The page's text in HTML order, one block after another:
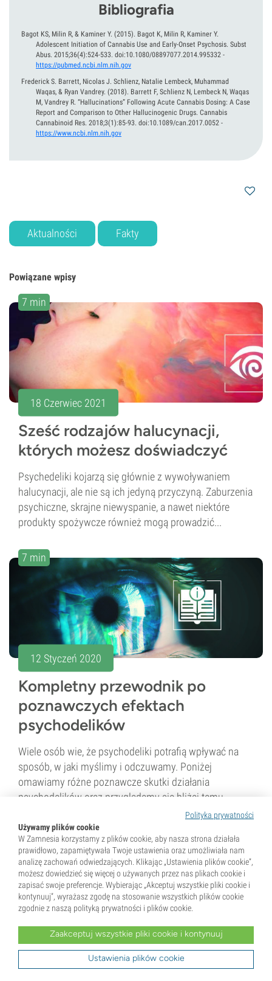
Bibliografia
Bagot KS, Milin R, & Kaminer Y. (2015). Bagot K, Milin R, Kaminer Y.
Adolescent Initiation of Cannabis Use and Early-Onset Psychosis. Subst
Abus. 2015;36(4):524-533. doi:10.1080/08897077.2014.995332 -
https://pubmed.ncbi.nlm.nih.gov
Frederick S. Barrett, Nicolas J. Schlienz, Natalie Lembeck, Muhammad
Waqas, & Ryan Vandrey. (2018). Barrett F, Schlienz N, Lembeck N, Waqas
M, Vandrey R. “Hallucinations” Following Acute Cannabis Dosing: A Case
Report and Comparison to Other Hallucinogenic Drugs. Cannabis
Cannabinoid Res. 2018;3(1):85-93. doi:10.1089/can.2017.0052 -
https://www.ncbi.nlm.nih.gov
Aktualności Fakty
Powiązane wpisy
7 min
18 Czerwiec 2021
Sześć rodzajów halucynacji,
których możesz doświadczyć
Psychedeliki kojarzą się głównie z wywoływaniem
halucynacji, ale nie są ich jedyną przyczyną. Zaburzenia
psychiczne, skrajne niewyspanie, a nawet niektóre
produkty spożywcze również mogą prowadzić...
7 min
12 Styczeń 2020
Kompletny przewodnik po
poznawczych efektach
psychodelików
Wiele osób wie, że psychodeliki potrafią wpływać na
sposób, w jaki myślimy i odczuwamy. Poniżej
omawiamy różne poznawcze skutki działania
psychodelików oraz przyglądamy się bliżej temu,
5 min
12 Czerwiec 2017
Polityka prywatności
Używamy plików cookie
W Zamnesia korzystamy z plików cookie, aby nasza strona działała
prawidłowo, zapamiętywała Twoje ustawienia oraz umożliwiała nam
analizę zachowań odwiedzających. Klikając „Ustawienia plików cookie”,
możesz dowiedzieć się więcej o używanych przez nas plikach cookie i
zapisać swoje preferencje. Wybierając „Akceptuj wszystkie pliki cookie i
kontynuuj”, wyrażasz zgodę na stosowanie wszystkich plików cookie
zgodnie z naszą polityką prywatności i plików cookie.
Zaakceptuj wszystkie pliki cookie i kontynuuj
Ustawienia plików cookie